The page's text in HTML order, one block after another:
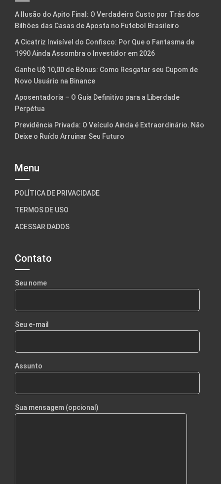
A Ilusão do Apito Final: O Verdadeiro Custo por Trás dos
Bilhões das Casas de Aposta no Futebol Brasileiro
A Cicatriz Invisível do Confisco: Por Que o Fantasma de
1990 Ainda Assombra o Investidor em 2026
Ganhe U$ 10,00 de Bônus: Como Resgatar seu Cupom de
Novo Usuário na Binance
Aposentadoria – O Guia Definitivo para a Liberdade
Perpétua
Previdência Privada: O Veículo Ainda é Extraordinário. Não
Deixe o Ruído Arruinar Seu Futuro
Menu
POLÍTICA DE PRIVACIDADE
TERMOS DE USO
ACESSAR DADOS
Contato
Seu nome
Seu e-mail
Assunto
Sua mensagem (opcional)